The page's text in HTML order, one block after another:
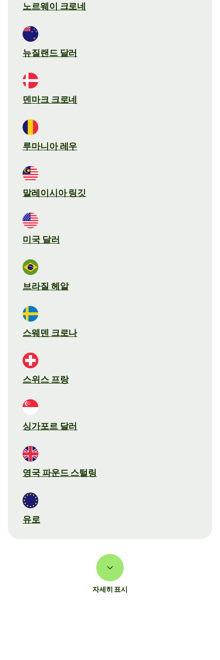
노르웨이 크로네
뉴질랜드 달러
덴마크 크로네
루마니아 레우
말레이시아 링깃
미국 달러
브라질 헤알
스웨덴 크로나
스위스 프랑
싱가포르 달러
영국 파운드 스털링
유로
자세히 표시